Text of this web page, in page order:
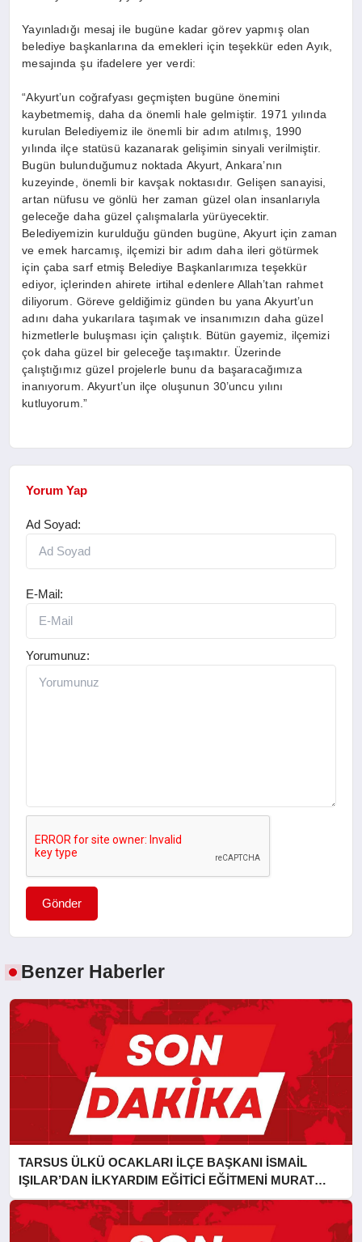
Yayınladığı mesaj ile bugüne kadar görev yapmış olan
belediye başkanlarına da emekleri için teşekkür eden Ayık,
mesajında şu ifadelere yer verdi:
“Akyurt’un coğrafyası geçmişten bugüne önemini
kaybetmemiş, daha da önemli hale gelmiştir. 1971 yılında
kurulan Belediyemiz ile önemli bir adım atılmış, 1990
yılında ilçe statüsü kazanarak gelişimin sinyali verilmiştir.
Bugün bulunduğumuz noktada Akyurt, Ankara’nın
kuzeyinde, önemli bir kavşak noktasıdır. Gelişen sanayisi,
artan nüfusu ve gönlü her zaman güzel olan insanlarıyla
geleceğe daha güzel çalışmalarla yürüyecektir.
Belediyemizin kurulduğu günden bugüne, Akyurt için zaman
ve emek harcamış, ilçemizi bir adım daha ileri götürmek
için çaba sarf etmiş Belediye Başkanlarımıza teşekkür
ediyor, içlerinden ahirete irtihal edenlere Allah’tan rahmet
diliyorum. Göreve geldiğimiz günden bu yana Akyurt’un
adını daha yukarılara taşımak ve insanımızın daha güzel
hizmetlerle buluşması için çalıştık. Bütün gayemiz, ilçemizi
çok daha güzel bir geleceğe taşımaktır. Üzerinde
çalıştığımız güzel projelerle bunu da başaracağımıza
inanıyorum. Akyurt’un ilçe oluşunun 30’uncu yılını
kutluyorum.”
Yorum Yap
Ad Soyad:
E-Mail:
Yorumunuz:
Gönder
Benzer Haberler
TARSUS ÜLKÜ OCAKLARI İLÇE BAŞKANI İSMAİL
IŞILAR’DAN İLKYARDIM EĞİTİCİ EĞİTMENİ MURAT
CAN FİDAN’A ZİYARET